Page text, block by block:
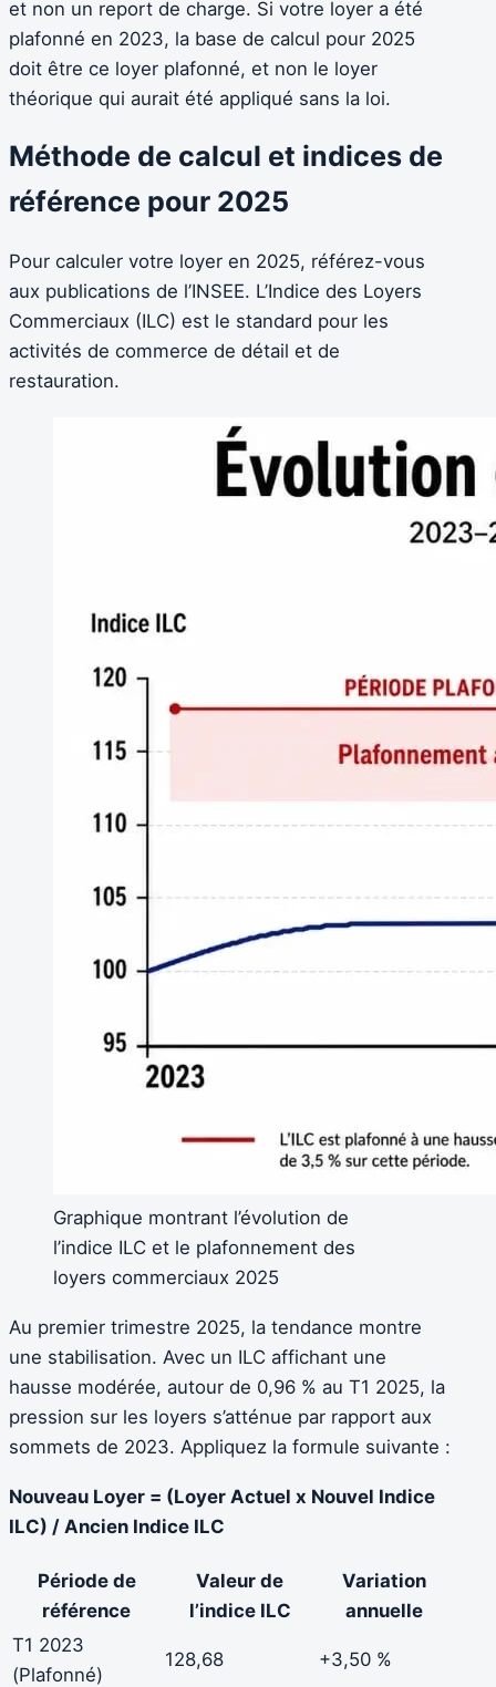
et non un report de charge. Si votre loyer a été
plafonné en 2023, la base de calcul pour 2025
doit être ce loyer plafonné, et non le loyer
théorique qui aurait été appliqué sans la loi.
Méthode de calcul et indices de
référence pour 2025
Pour calculer votre loyer en 2025, référez-vous
aux publications de l’INSEE. L’Indice des Loyers
Commerciaux (ILC) est le standard pour les
activités de commerce de détail et de
restauration.
Graphique montrant l’évolution de
l’indice ILC et le plafonnement des
loyers commerciaux 2025
Au premier trimestre 2025, la tendance montre
une stabilisation. Avec un ILC affichant une
hausse modérée, autour de 0,96 % au T1 2025, la
pression sur les loyers s’atténue par rapport aux
sommets de 2023. Appliquez la formule suivante :
Nouveau Loyer = (Loyer Actuel x Nouvel Indice
ILC) / Ancien Indice ILC
Période de
référence
Valeur de
l’indice ILC
Variation
annuelle
T1 2023
(Plafonné)
128,68 +3,50 %